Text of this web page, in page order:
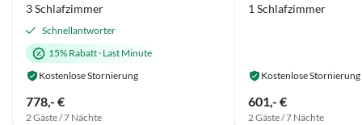
3 Schlafzimmer
Schnellantworter
15% Rabatt· Last Minute
Kostenlose Stornierung
778,- €
2 Gäste / 7 Nächte
1 Schlafzimmer
Kostenlose Stornierung
601,- €
2 Gäste / 7 Nächte